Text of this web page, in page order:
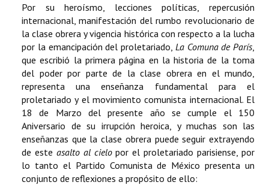
Por su heroísmo, lecciones políticas, repercusión
internacional, manifestación del rumbo revolucionario de
la clase obrera y vigencia histórica con respecto a la lucha
por la emancipación del proletariado, La Comuna de París
que escribió la primera página en la historia de la toma
del poder por parte de la clase obrera en el mundo,
representa una enseñanza fundamental para el
proletariado y el movimiento comunista internacional. El
18 de Marzo del presente año se cumple el 150
Aniversario de su irrupción heroica, y muchas son las
enseñanzas que la clase obrera puede seguir extrayendo
de este asalto al cielopor el proletariado parisiense, por
lo tanto el Partido Comunista de México presenta un
conjunto de reflexiones a propósito de ello: